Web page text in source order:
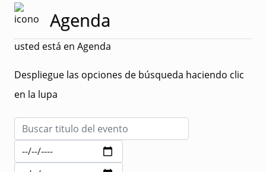
Agenda
usted está en Agenda
Despliegue las opciones de búsqueda haciendo clic
en la lupa